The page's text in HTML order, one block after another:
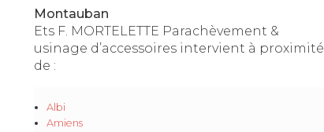
Montauban
Ets F. MORTELETTE Parachèvement &
usinage d’accessoires intervient à proximité
de :
Albi
Amiens